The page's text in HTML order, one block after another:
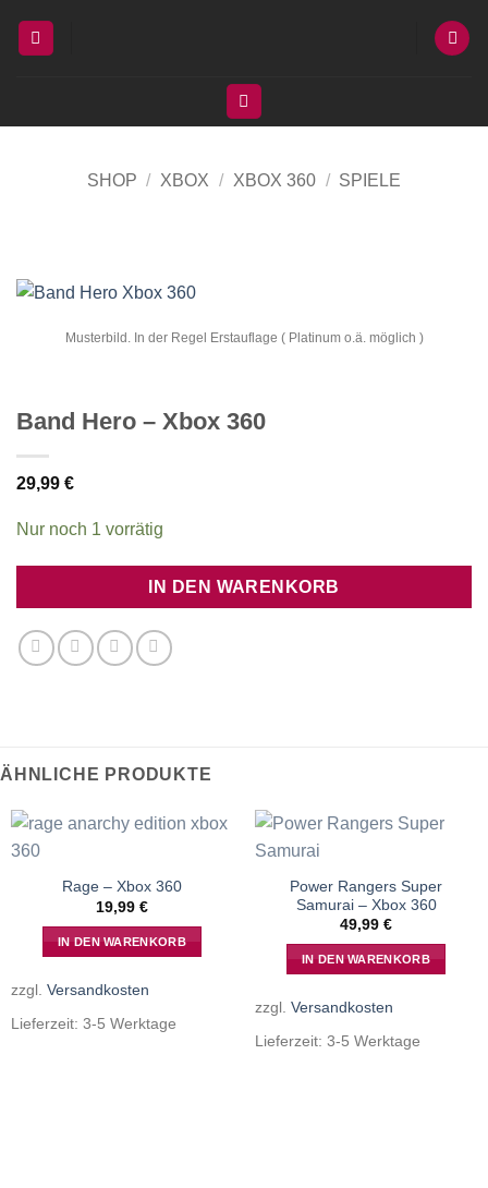
Inhalt
SHOP / XBOX / XBOX 360 / SPIELE
Musterbild. In der Regel Erstauflage ( Platinum o.ä. möglich )
Band Hero – Xbox 360
29,99 €
Nur noch 1 vorrätig
IN DEN WARENKORB
ÄHNLICHE PRODUKTE
Rage – Xbox 360
19,99 €
IN DEN WARENKORB
zzgl. Versandkosten
Lieferzeit: 3-5 Werktage
Power Rangers Super
Samurai – Xbox 360
49,99 €
IN DEN WARENKORB
zzgl. Versandkosten
Lieferzeit: 3-5 Werktage